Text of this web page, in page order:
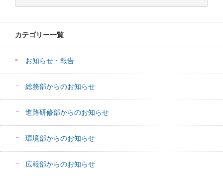
カテゴリー一覧
お知らせ・報告
総務部からのお知らせ
進路研修部からのお知らせ
環境部からのお知らせ
広報部からのお知らせ